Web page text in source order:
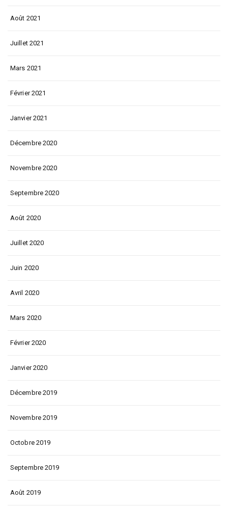
Août 2021
Juillet 2021
Mars 2021
Février 2021
Janvier 2021
Décembre 2020
Novembre 2020
Septembre 2020
Août 2020
Juillet 2020
Juin 2020
Avril 2020
Mars 2020
Février 2020
Janvier 2020
Décembre 2019
Novembre 2019
Octobre 2019
Septembre 2019
Août 2019